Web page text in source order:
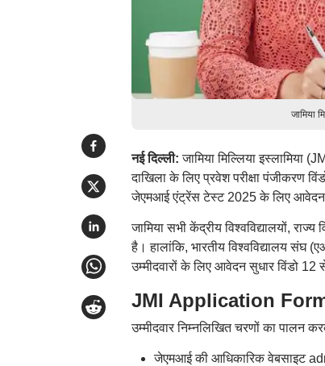
जामिया
नई दिल्ली:जामिया मिल्लिया
दाखिला के लिए प्रवेश परीक्षा पंजीकरण
जेएमआई एंट्रेंस टेस्ट 2025 के लिए
जामिया सभी केंद्रीय विश्वविद्यालयों, राज्य
है। हालांकि, भारतीय विश्वविद्यालय संघ
उम्मीदवारों के लिए आवेदन सुधार विंडो
JMI Application
उम्मीदवार निम्नलिखित चरणों का
जेएमआई की आधिकारिक वेबसाइट